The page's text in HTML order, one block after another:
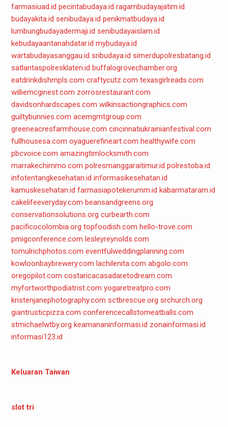
farmasiuad.id pecintabudaya.id ragambudayajatim.id
budayakita.id senibudaya.id penikmatbudaya.id
lumbungbudayadermaji.id senibudayaislam.id
kebudayaantanahdatar.id mybudaya.id
wartabudayasanggau.id sribudaya.id simerdupolresbatang.id
satlantaspolresklaten.id buffalogrovechamber.org
eatdrinkdishmpls.com craftycutz.com texasgirlreads.com
williemcginest.com zorrosrestaurant.com
davidsonhardscapes.com wilkinsactiongraphics.com
guiltybunnies.com acemgmtgroup.com
greeneacresfarmhouse.com cincinnatiukrainianfestival.com
fullhousesa.com oyaguerefineart.com healthywife.com
pbcvoice.com amazingtimlocksmith.com
marrakechimmo.com polresmanggaraitimur.id polrestoba.id
infotentangkesehatan.id informasikesehatan.id
kamuskesehatan.id farmasiapotekerumm.id kabarmataram.id
cakelifeeveryday.com beansandgreens.org
conservationsolutions.org curbearth.com
pacificocolombia.org topfoodish.com hello-trove.com
pmigconference.com lesleyreynolds.com
tomulrichphotos.com eventfulweddingplanning.com
kowloonbaybrewery.com lachilenita.com abgolo.com
oregopilot.com costaricacasadaretodream.com
myfortworthpodiatrist.com yogaretreatpro.com
kristenjanephotography.com sctbrescue.org srchurch.org
giantrusticpizza.com conferencecallstomeatballs.com
stmichaelwtby.org keamananinformasi.id zonainformasi.id
informasi123.id
Keluaran Taiwan
slot tri